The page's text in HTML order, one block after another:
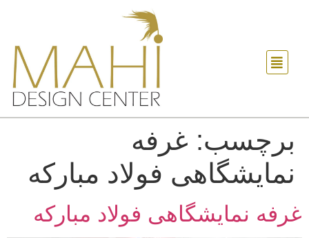
برچسب: غرفه
نمایشگاهی فولاد مبارکه
غرفه نمایشگاهی فولاد مبارکه